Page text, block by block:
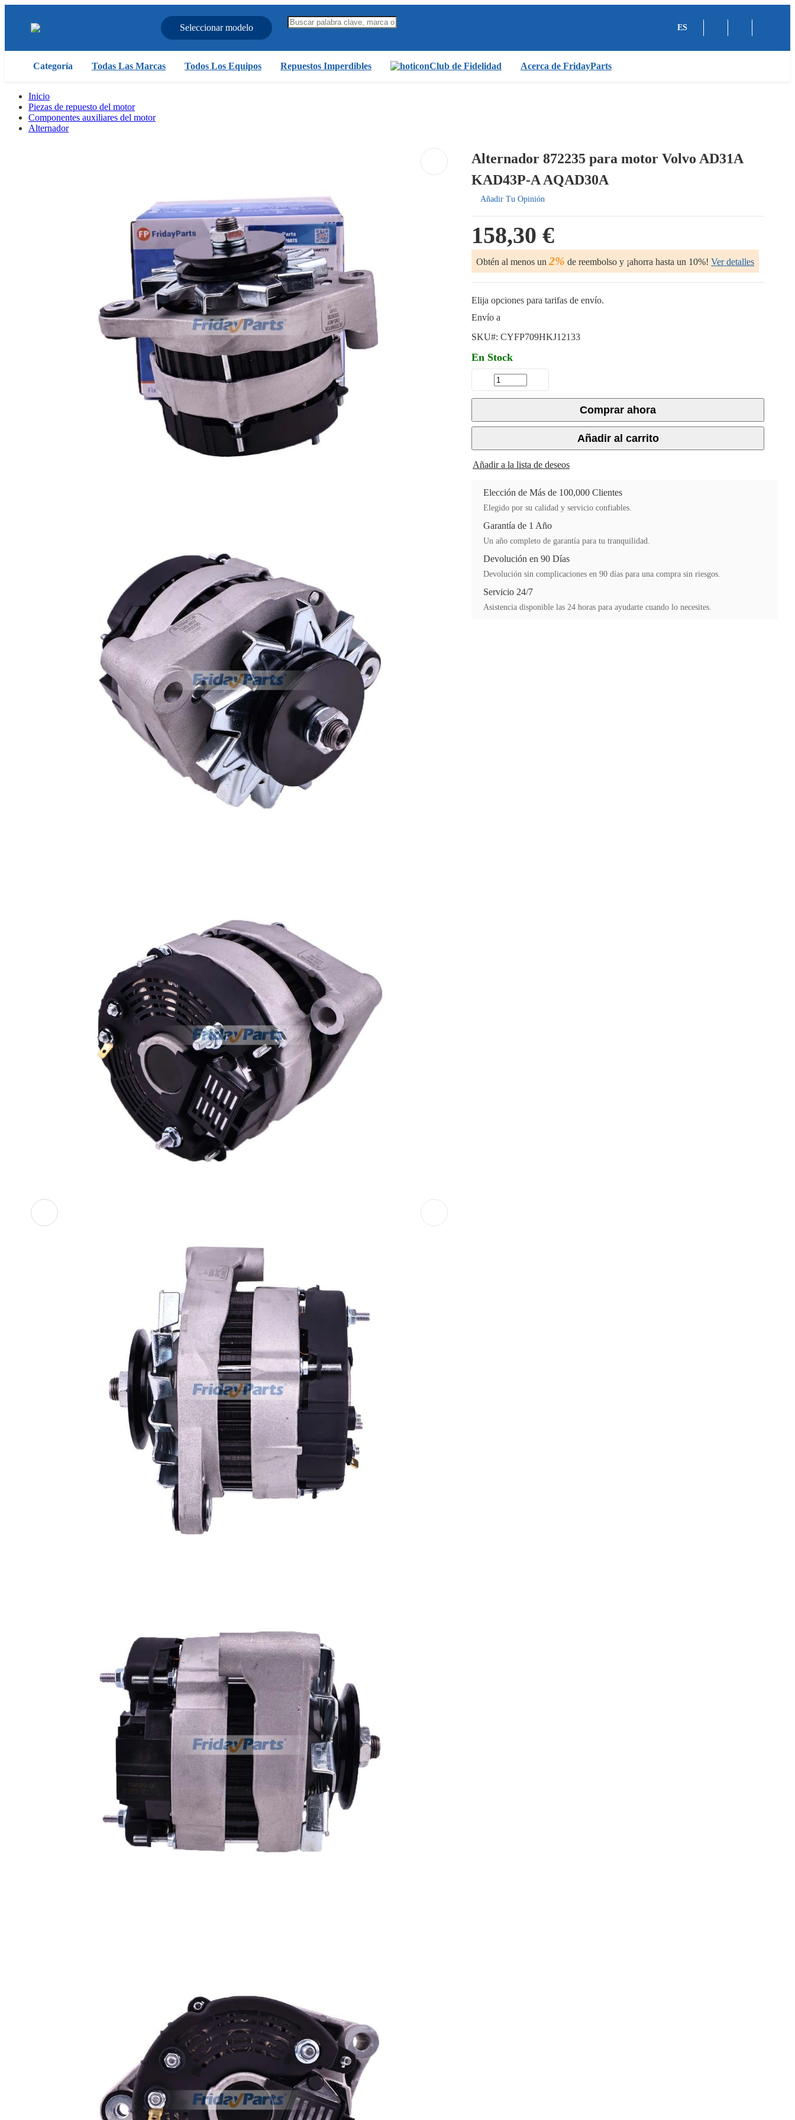
Seleccionar modelo ES
Categoría Todas Las Marcas Todos Los Equipos Repuestos Imperdibles Club de Fidelidad Acerca de FridayParts
Inicio
Piezas de repuesto del motor
Componentes auxiliares del motor
Alternador
Alternador 872235 para motor Volvo AD31A
KAD43P-A AQAD30A
Añadir Tu Opinión
158,30 €
Obtén al menos un 2% de reembolso y ¡ahorra hasta un 10%! Ver detalles
Elija opciones para tarifas de envío.
Envío a
SKU#: CYFP709HKJ12133
En Stock
Comprar ahora
Añadir al carrito
Añadir a la lista de deseos
Elección de Más de 100,000 Clientes
Elegido por su calidad y servicio confiables.
Garantía de 1 Año
Un año completo de garantía para tu tranquilidad.
Devolución en 90 Días
Devolución sin complicaciones en 90 días para una compra sin riesgos.
Servicio 24/7
Asistencia disponible las 24 horas para ayudarte cuando lo necesites.